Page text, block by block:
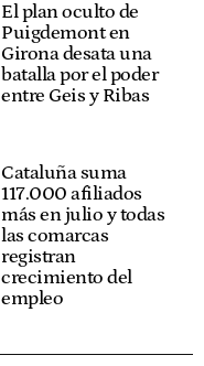
El plan oculto de
Puigdemont en
Girona desata una
batalla por el poder
entre Geis y Ribas
Cataluña suma
117.000 afiliados
más en julio y todas
las comarcas
registran
crecimiento del
empleo